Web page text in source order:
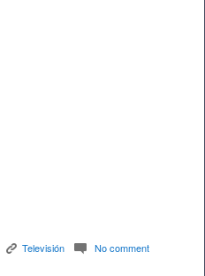
K Televisión c No comment